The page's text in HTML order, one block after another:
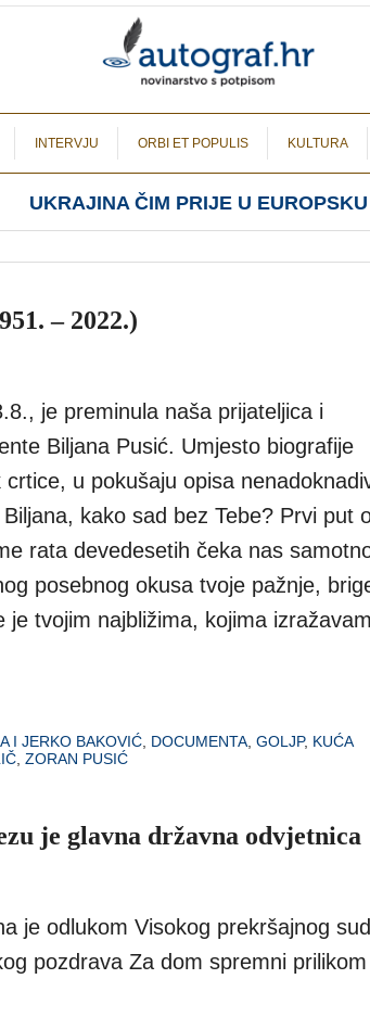
INTERVJU ORBI ET POPULIS KULTURA
UKRAJINA ČIM PRIJE U
– 2022.)
je preminula naša prijateljica i
Biljana Pusić. Umjesto biografije
crtice, u pokušaju opisa
kako sad bez Tebe? Prvi put
rata devedesetih čeka nas
posebnog okusa tvoje pažnje,
je tvojim najbližima, kojima izražavam
I JERKO BAKOVIĆ DOCUMENTA GOLJP, KUĆA
ZORAN PUSIĆ
je glavna državna odvjetnica
je odlukom Visokog prekršajnog
pozdrava Za dom spremni prilikom